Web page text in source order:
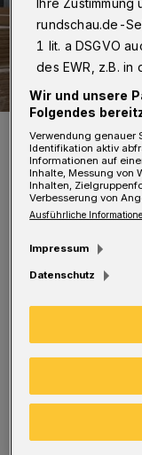
Foto: Claudia Otte
in der sich
Lagerhalle
geklärten
Gerüst und der
Die beiden
rundschau.de-
1 lit. a DSGVO
des EWR, z.B. in
Wir und unsere
Folgendes
Verwendung genauer
Identifikation aktiv
Informationen auf
Inhalte, Messung von
Inhalten,
Verbesserung von
Ausführliche
Impressum
Datenschutz